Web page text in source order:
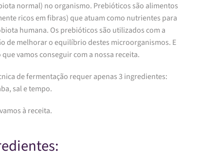
normal) no organismo. Prebióticos são alimentos
ricos em fibras) que atuam como nutrientes para
humana. Os prebióticos são utilizados com a
de melhorar o equilíbrio destes microorganismos. E
que vamos conseguir com a nossa receita.
de fermentação requer apenas 3 ingredientes:
sal e tempo.
à receita.